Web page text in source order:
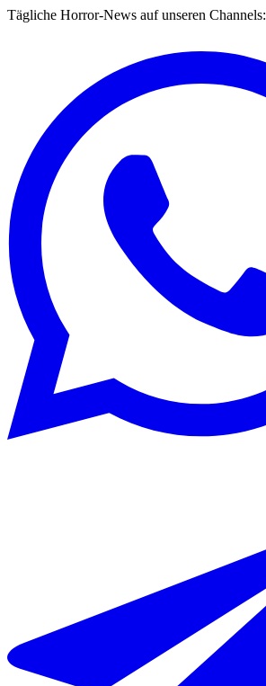
Tägliche Horror-News auf unseren Channels: